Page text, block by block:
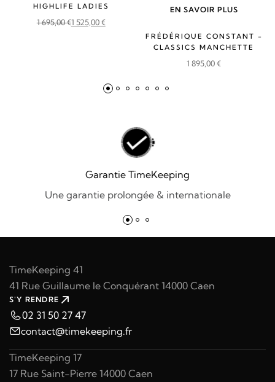
HIGHLIFE LADIES
1 695,00€
Le
1 525,00€
Le
EN SAVOIR PLUS
FRÉDÉRIQUE CONSTANT -
CLASSICS MANCHETTE
1 895,00€
Garantie TimeKeeping
Une garantie prolongée & internationale
TimeKeeping 41
41 Rue Guillaume le Conquérant 14000 Caen
S'Y RENDRE
02 31 50 27 47
contact@timekeeping.fr
TimeKeeping 17
17 Rue Saint-Pierre 14000 Caen